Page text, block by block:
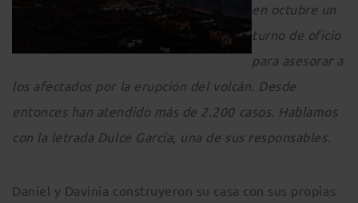
en octubre un
turno de oficio
para asesorar a
los afectados por la erupción del volcán. Desde
entonces han atendido más de 2.200 casos. Hablamos
con la letrada Dulce García, una de sus responsables.
Daniel y Davinia construyeron su casa con sus propias